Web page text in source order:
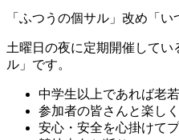
「ふつうの個サル」改め「い
土曜日の夜に定期開催して
ル」です。
中学生以上であれば老
参加者の皆さんと楽し
安心・安全を心掛けて